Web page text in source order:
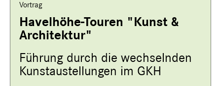
Vortrag
Havelhöhe-Touren "Kunst &
Architektur"
Führung durch die wechselnden
Kunstaustellungen im GKH